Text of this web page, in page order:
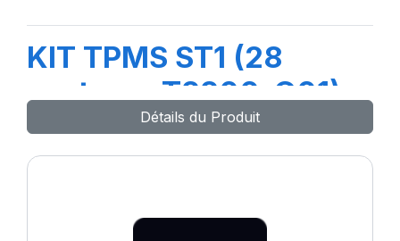
KIT TPMS ST1 (28
capteurs T2200-G01)-
T7093
Détails du Produit